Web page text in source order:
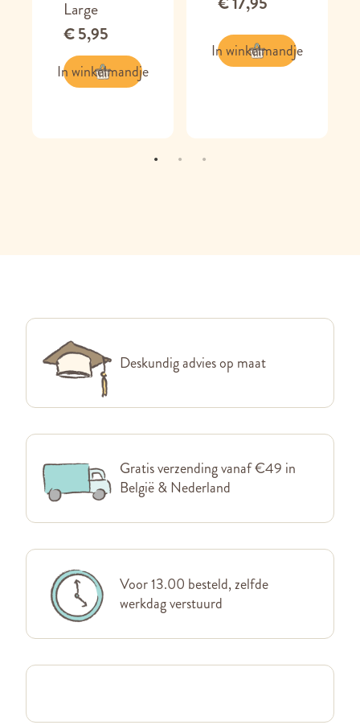
Large
€ 5,95
In winkelmandje
In winkelmandje
Deskundig advies op maat
Gratis verzending vanaf €49 in
België & Nederland
Voor 13.00 besteld, zelfde
werkdag verstuurd